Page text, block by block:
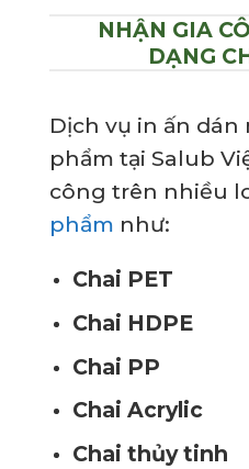
NHẬN GIA
DẠNG
Dịch vụ in ấn
phẩm tại Salub
công trên nhiều
phẩm như:
Chai PET
Chai HDPE
Chai PP
Chai Acrylic
Chai thủy tinh